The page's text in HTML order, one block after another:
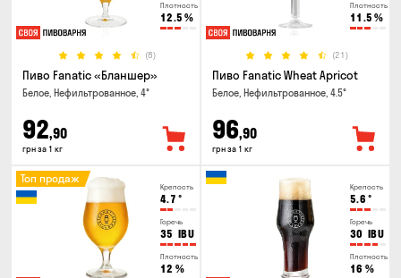
Плотность
12.5 %
(8)
Пиво Fanatic «Бланшер»
Белое, Нефильтрованное, 4°
92,90
грн за 1 кг
Плотность
11.5 %
(21)
Пиво Fanatic Wheat Apricot
Белое, Нефильтрованное, 4.5°
96,90
грн за 1 кг
Крепость
4.7 °
Горечь
35 IBU
Плотность
12 %
Топ продаж
Крепость
5.6 °
Горечь
30 IBU
Плотность
16 %